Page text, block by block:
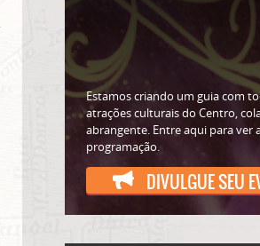
Estamos criando um guia com
atrações culturais do Centro,
abrangente. Entre aqui para ver
programação.
DIVULGUE SEU